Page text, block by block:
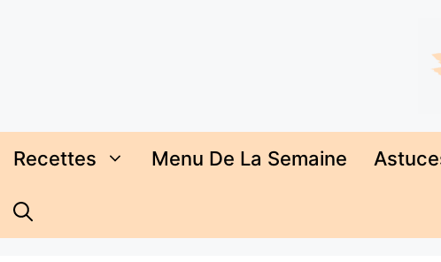
Recettes Menu De La Semaine